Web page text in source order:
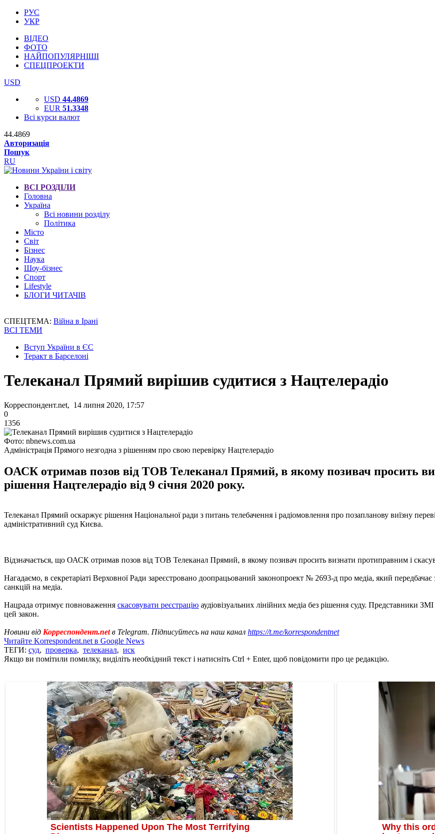
РУС
УКР
ВІДЕО
ФОТО
НАЙПОПУЛЯРНІШІ
СПЕЦПРОЕКТИ
USD
USD 44.4869
EUR 51.3348
Всі курси валют
44.4869
Авторизація
Пошук
RU
ВСІ РОЗДІЛИ
Головна
Україна
Всі новини розділу
Політика
Місто
Світ
Бізнес
Наука
Шоу-бізнес
Спорт
Lifestyle
БЛОГИ ЧИТАЧІВ
СПЕЦТЕМА: Війна в Ірані
ВСІ ТЕМИ
Вступ України в ЄС
Теракт в Барселоні
Телеканал Прямий вирішив судитися з Нацтелерадіо
Корреспондент.net, 14 липня 2020, 17:57
0
1356
Фото: nbnews.com.ua
Адміністрація Прямого незгодна з рішенням про свою перевірку Нацтелерадіо
ОАСК отримав позов від ТОВ Телеканал Прямий, в якому позивач просить
рішення Нацтелерадіо від 9 січня 2020 року.
Телеканал Прямий оскаржує рішення Національної ради з питань телебачення і радіомовлення про позапланову виїзну
адміністративний суд Києва.
Відзначається, що ОАСК отримав позов від ТОВ Телеканал Прямий, в якому позивач просить визнати протиправним і
Нагадаємо, в секретаріаті Верховної Ради зареєстровано доопрацьований законопроект № 2693-д про медіа, який
санкцій на медіа.
Нацрада отримує повноваження скасовувати реєстрацію аудіовізуальних лінійних медіа без рішення суду. Представники
цей закон.
Новини від Корреспондент.netв Telegram. Підписуйтесь на наш канал https://t.me/korrespondentnet
Читайте Korrespondent.net в Google News
ТЕГИ: суд, проверка, телеканал, иск
Якщо ви помітили помилку, виділіть необхідний текст і натисніть Ctrl + Enter, щоб повідомити про це редакцію.